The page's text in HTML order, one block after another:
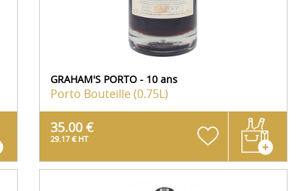
GRAHAM'S PORTO - 10 ans
Porto Bouteille (0.75L)
35.00 €
29.17 € HT